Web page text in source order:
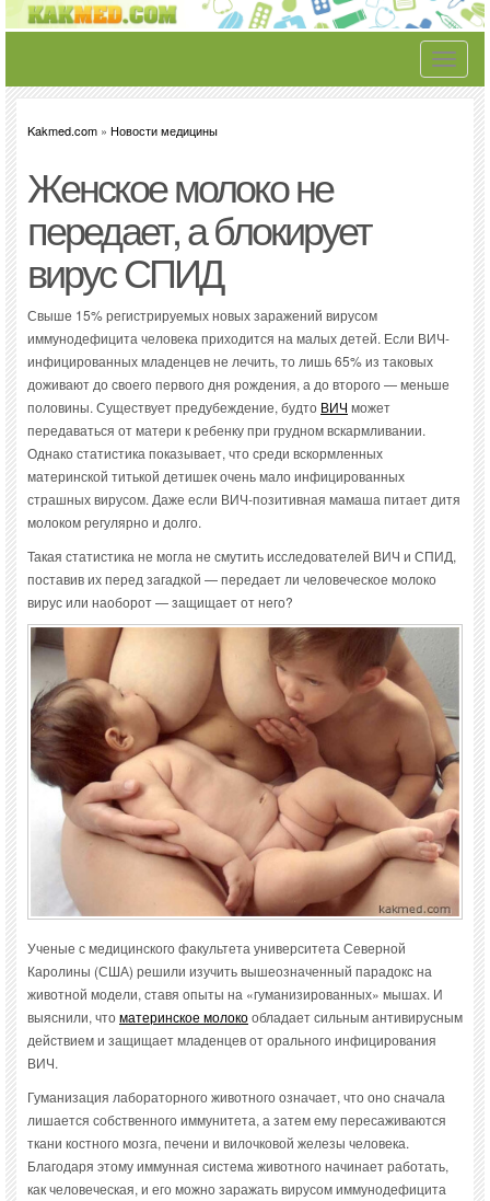
Toggle
Kakmed.com » Новости медицины
Женское молоко не
передает, а блокирует
вирус СПИД
Свыше 15% регистрируемых новых заражений вирусом
иммунодефицита человека приходится на малых детей. Если ВИЧ-
инфицированных младенцев не лечить, то лишь 65% из таковых
доживают до своего первого дня рождения, а до второго — меньше
половины. Существует предубеждение, будто ВИЧ может
передаваться от матери к ребенку при грудном вскармливании.
Однако статистика показывает, что среди вскормленных
материнской титькой детишек очень мало инфицированных
страшных вирусом. Даже если ВИЧ-позитивная мамаша питает дитя
молоком регулярно и долго.
Такая статистика не могла не смутить исследователей ВИЧ и СПИД,
поставив их перед загадкой — передает ли человеческое молоко
вирус или наоборот — защищает от него?
Ученые с медицинского факультета университета Северной
Каролины (США) решили изучить вышеозначенный парадокс на
животной модели, ставя опыты на «гуманизированных» мышах. И
выяснили, чтоматеринское молокообладает сильным антивирусным
действием и защищает младенцев от орального инфицирования
ВИЧ.
Гуманизация лабораторного животного означает, что оно сначала
лишается собственного иммунитета, а затем ему пересаживаются
ткани костного мозга, печени и вилочковой железы человека.
Благодаря этому иммунная система животного начинает работать,
как человеческая, и его можно заражать вирусом иммунодефицита